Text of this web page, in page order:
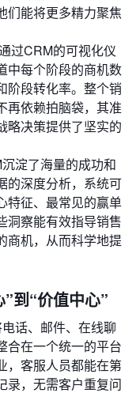
们能将更多精力聚焦
过CRM的可视化仪
中每个阶段的商机数
阶段转化率。整个销
再依赖拍脑袋，其准
略决策提供了坚实的
淀了海量的成功和
的深度分析，系统可
特征、最常见的赢单
洞察能有效指导销售
商机，从而科学地提
到“价值中心”
话、邮件、在线聊
合在一个统一的平台
，客服人员都能在第
录，无需客户重复问